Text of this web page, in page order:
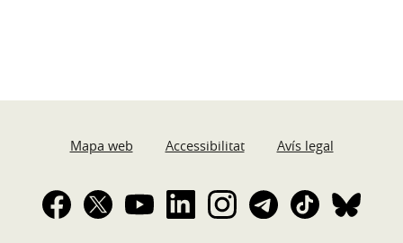
Mapa web Accessibilitat Avís legal